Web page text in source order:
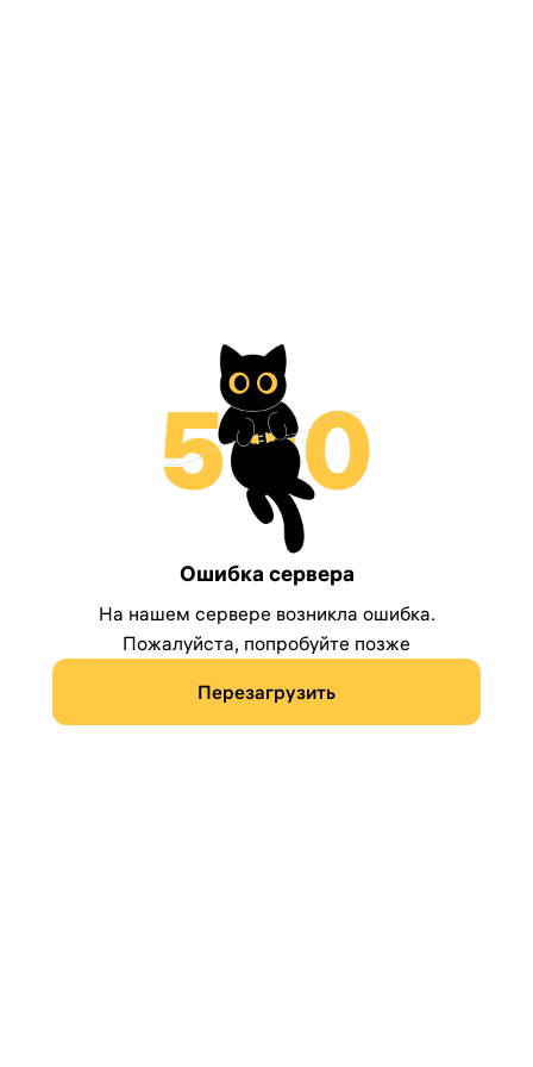
Ошибка сервера
На нашем сервере возникла ошибка.
Пожалуйста, попробуйте позже
Перезагрузить